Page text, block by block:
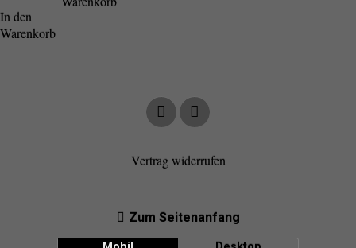
In den
Warenkorb
Vertrag widerrufen
Zum Seitenanfang